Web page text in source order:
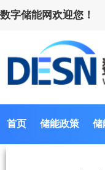
数字储能网欢迎您！
首页 储能政策 储